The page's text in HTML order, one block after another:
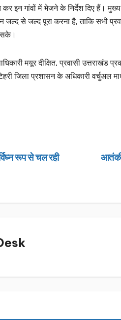
इन गांवों में भेजने के निर्देश दिए हैं।
जल्द से जल्द पूरा करना है, ताकि सभी
सके।
मयूर दीक्षित, प्रवासी उत्तराखंड
जिला प्रशासन के अधिकारी वर्चुअल
आतंकी
रूप से चल रही